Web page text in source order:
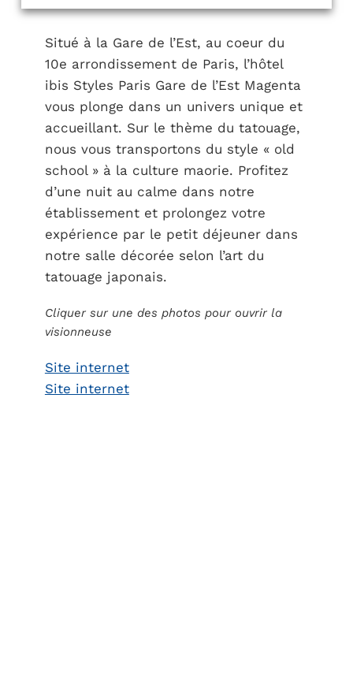
Situé à la Gare de l’Est, au coeur du
10e arrondissement de Paris, l’hôtel
ibis Styles Paris Gare de l’Est Magenta
vous plonge dans un univers unique et
accueillant. Sur le thème du tatouage,
nous vous transportons du style « old
school » à la culture maorie. Profitez
d’une nuit au calme dans notre
établissement et prolongez votre
expérience par le petit déjeuner dans
notre salle décorée selon l’art du
tatouage japonais.
Cliquer sur une des photos pour ouvrir la
visionneuse
Site internet
Site internet